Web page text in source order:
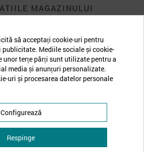
MAGAZINULUI
să acceptați cookie-uri pentru
publicitate. Mediile sociale și cookie-
unor terțe părți sunt utilizate pentru a
media și anunțuri personalizate.
uri și procesarea datelor personale
Configurează
Respinge